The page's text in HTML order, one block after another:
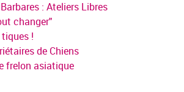
: Ateliers Libres
changer"
!
de Chiens
frelon asiatique